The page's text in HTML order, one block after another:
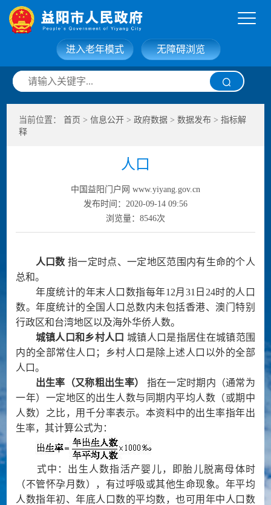
网站首页 走进益阳
信息公开 政务服务
无障碍浏览
进入老年模式
当前位置：首页 >信息公开 >政府数据 >数据发布 >指标解
释
人口
中国益阳门户网 www.yiyang.gov.cn
发布时间：2020-09-14 09:56
浏览量： 8546次
人口数 指一定时点、一定地区范围内有生命的个人
总和。
年度统计的年末人口数指每年12月 31 日 24时的人口
数。年度统计的全国人口总数内未包括香港、澳门特别
行政区和台湾地区以及海外华侨人数。
城镇人口和乡村人口 城镇人口是指居住在城镇范围
内的全部常住人口；乡村人口是除上述人口以外的全部
人口。
出生率（又称粗出生率）
指在一定时期内（通常为
一年）一定地区的出生人数与同期内平均人数（或期中
人数）之比，用千分率表示。本资料中的出生率指年出
生率，其计算公式为：
式中：出生人数指活产婴儿，即胎儿脱离母体时
（不管怀孕月数），有过呼吸或其他生命现象。年平均
人数指年初、年底人口数的平均数，也可用年中人口数